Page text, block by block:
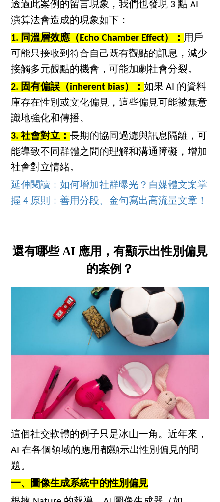
透過此案例的留言現象，我們也發現 3 點 AI
演算法會造成的現象如下：
1. 同溫層效應（Echo Chamber Effect）： 用戶
可能只接收到符合自己既有觀點的訊息，減少
接觸多元觀點的機會，可能加劇社會分裂。
2. 固有偏誤（inherent bias）：如果 AI 的資料
庫存在性別或文化偏見，這些偏見可能被無意
識地強化和傳播。
3. 社會對立：長期的協同過濾與訊息隔離，可
能導致不同群體之間的理解和溝通障礙，增加
社會對立情緒。
延伸閱讀：如何增加社群曝光？自媒體文案掌
握 4 原則：善用分段、金句寫出高流量文章！
還有哪些 AI 應用，有顯示出性別偏見
的案例？
這個社交軟體的例子只是冰山一角。近年來，
AI 在各個領域的應用都顯示出性別偏見的問
題。
一、圖像生成系統中的性別偏見